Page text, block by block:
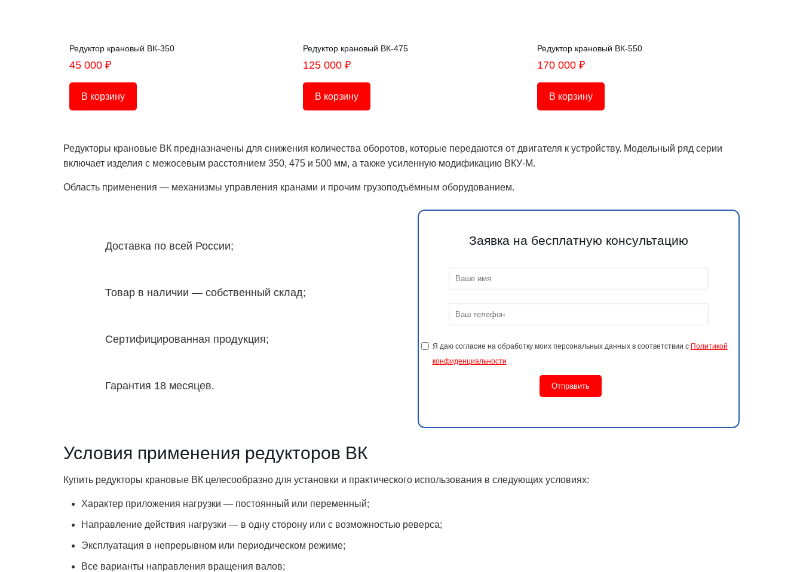
Редуктор крановый ВК-350
45 000 ₽
В корзину
Редуктор крановый ВК-475
125 000₽
В корзину
Редуктор крановый ВК-550
170 000 ₽
В корзину
Редукторы крановые ВК предназначены для снижения количества оборотов, которые передаются от двигателя к устройству. Модельный ряд серии
включает изделия с межосевым расстоянием 350, 475 и 500 мм, а также усиленную модификацию ВКУ-М.
Область применения — механизмы управления кранами и прочим грузоподъёмным оборудованием.
Доставка по всей России;
Товар в наличии — собственный склад;
Сертифицированная продукция;
Гарантия 18 месяцев.
Заявка на бесплатную консультацию
Я даю согласие на обработку моих персональных данных в соответствии с Политикой
конфиденциальности
Условия применения редукторов ВК
Купить редукторы крановые ВК целесообразно для установки и практического использования в следующих условиях:
Характер приложения нагрузки — постоянный или переменный;
Направление действия нагрузки — в одну сторону или с возможностью реверса;
Эксплуатация в непрерывном или периодическом режиме;
Все варианты направления вращения валов;